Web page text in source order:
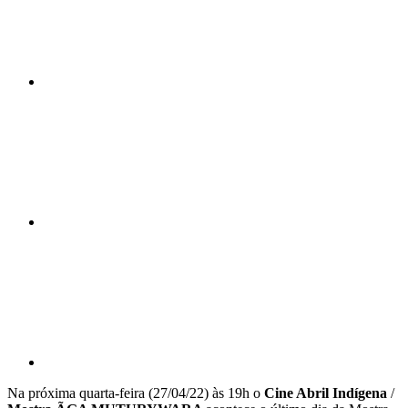
Na próxima quarta-feira (27/04/22) às 19h o Cine Abril Indígena /